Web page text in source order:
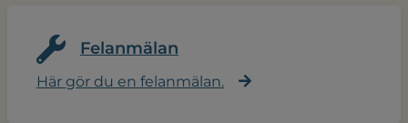
Felanmälan
Här gör du en felanmälan.